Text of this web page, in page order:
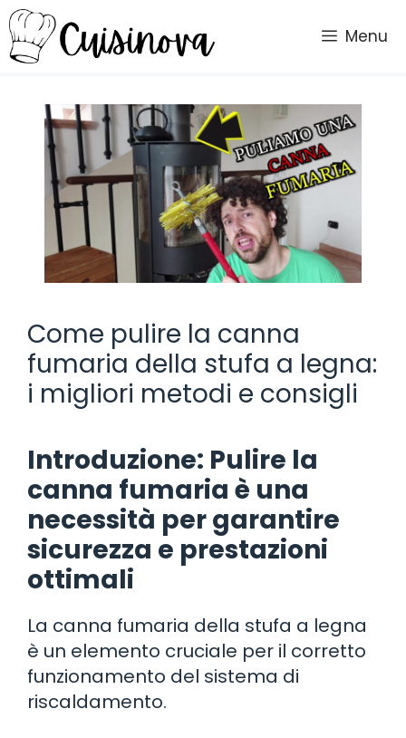
Vai
al
contenuto
Menu
Come pulire la canna
fumaria della stufa a legna:
i migliori metodi e consigli
Introduzione: Pulire la
canna fumaria è una
necessità per garantire
sicurezza e prestazioni
ottimali
La canna fumaria della stufa a legna
è un elemento cruciale per il corretto
funzionamento del sistema di
riscaldamento.